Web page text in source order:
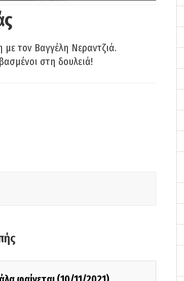
τον Βαγγέλη Νεραντζιά.
στη δουλειά!